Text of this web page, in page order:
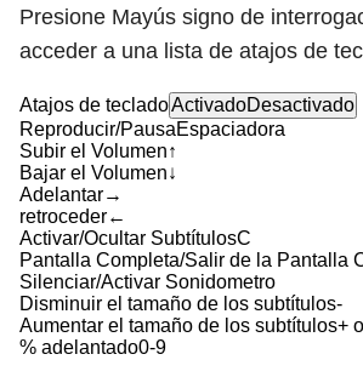
Presione Mayús signo de
acceder a una lista de atajos de
Atajos de tecladoActivadoDesactivado
Reproducir/PausaEspaciadora
Subir el Volumen↑
Bajar el Volumen↓
Adelantar→
retroceder←
Activar/Ocultar SubtítulosC
Pantalla Completa/Salir de la Pantalla
Silenciar/Activar Sonidometro
Disminuir el tamaño de los subtítulos-
Aumentar el tamaño de los subtítulos+
% adelantado0-9